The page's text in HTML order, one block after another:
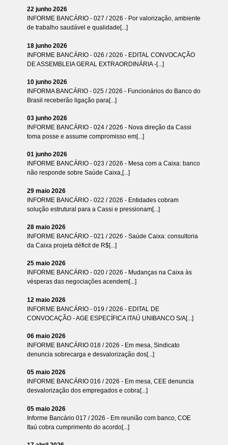
22 junho 2026
INFORME BANCÁRIO - 027 / 2026 - Por valorização, ambiente
de trabalho saudável e qualidade[...]
18 junho 2026
INFORME BANCÁRIO - 026 / 2026 - EDITAL CONVOCAÇÃO
DE ASSEMBLEIA GERAL EXTRAORDINÁRIA -[...]
10 junho 2026
INFORMA BANCÁRIO - 025 / 2026 - Funcionários do Banco do
Brasil receberão ligação para[...]
03 junho 2026
INFORME BANCÁRIO - 024 / 2026 - Nova direção da Cassi
toma posse e assume compromisso em[...]
01 junho 2026
INFORME BANCÁRIO - 023 / 2026 - Mesa com a Caixa: banco
não responde sobre Saúde Caixa,[...]
29 maio 2026
INFORME BANCÁRIO - 022 / 2026 - Entidades cobram
solução estrutural para a Cassi e pressionam[...]
28 maio 2026
INFORME BANCÁRIO - 021 / 2026 - Saúde Caixa: consultoria
da Caixa projeta déficit de R$[...]
25 maio 2026
INFORME BANCÁRIO - 020 / 2026 - Mudanças na Caixa às
vésperas das negociações acendem[...]
12 maio 2026
INFORME BANCÁRIO - 019 / 2026 - EDITAL DE
CONVOCAÇÃO - AGE ESPECÍFICA ITAÚ UNIBANCO S/A[...]
06 maio 2026
INFORME BANCÁRIO 018 / 2026 - Em mesa, Sindicato
denuncia sobrecarga e desvalorização dos[...]
05 maio 2026
INFORME BANCÁRIO 016 / 2026 - Em mesa, CEE denuncia
desvalorização dos empregados e cobra[...]
05 maio 2026
Informe Bancário 017 / 2026 - Em reunião com banco, COE
Itaú cobra cumprimento do acordo[...]